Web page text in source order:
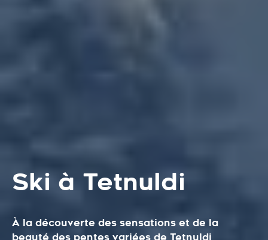
Ski à Tetnuldi
À la découverte des sensations et de la
beauté des pentes variées de Tetnuldi